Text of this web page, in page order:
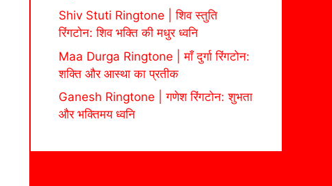
Shiv Stuti Ringtone | शिव स्तुति
रिंगटोन: शिव भक्ति की मधुर ध्वनि
Maa Durga Ringtone | माँ दुर्गा रिंगटोन:
शक्ति और आस्था का प्रतीक
Ganesh Ringtone | गणेश रिंगटोन: शुभता
और भक्तिमय ध्वनि